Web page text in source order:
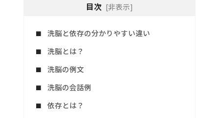
目次 [非表示]
洗脳と依存の分かりやすい違い
洗脳とは？
洗脳の例文
洗脳の会話例
依存とは？